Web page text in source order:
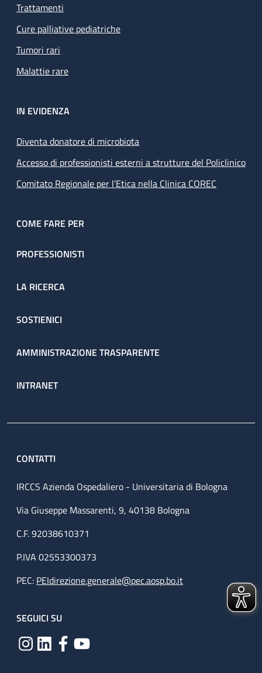
Trattamenti
Cure palliative pediatriche
Tumori rari
Malattie rare
IN EVIDENZA
Diventa donatore di microbiota
Accesso di professionisti esterni a strutture del Policlinico
Comitato Regionale per l’Etica nella Clinica COREC
COME FARE PER
PROFESSIONISTI
LA RICERCA
SOSTIENICI
AMMINISTRAZIONE TRASPARENTE
INTRANET
CONTATTI
IRCCS Azienda Ospedaliero - Universitaria di Bologna
Via Giuseppe Massarenti, 9, 40138 Bologna
C.F. 92038610371
P.IVA 02553300373
PEC: PEIdirezione.generale@pec.aosp.bo.it
SEGUICI SU